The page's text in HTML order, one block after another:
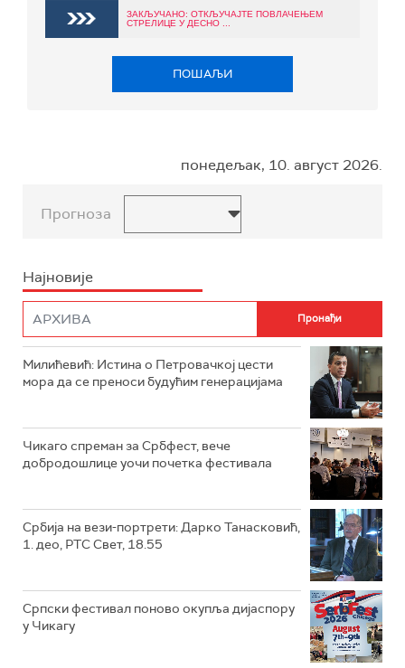
ЗАКЉУЧАНО: ОТКЉУЧАЈТЕ ПОВЛАЧЕЊЕМ
СТРЕЛИЦЕ У ДЕСНО ...
ПОШАЉИ
понедељак, 10. август 2026.
Прогноза
Најновије
Милићевић: Истина о Петровачкој цести
мора да се преноси будућим генерацијама
Чикаго спреман за Србфест, вече
добродошлице уочи почетка фестивала
Србија на вези-портрети: Дарко Танасковић,
1. део, РТС Свет, 18.55
Српски фестивал поново окупља дијаспору
у Чикагу